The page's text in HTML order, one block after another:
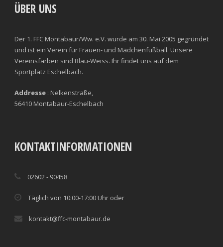
ÜBER UNS
Der 1. FFC Montabaur/Ww. e.V. wurde am 30. Mai 2005 gegründet
und ist ein Verein für Frauen- und Mädchenfußball. Unsere
Vereinsfarben sind Blau-Weiss. Ihr findet uns auf dem
Sportplatz Eschelbach.
Addresse : Nelkenstraße,
56410 Montabaur-Eschelbach
KONTAKTINFORMATIONEN
02602 - 90458
Täglich von 10:00-17:00 Uhr oder
kontakt@ffc-montabaur.de